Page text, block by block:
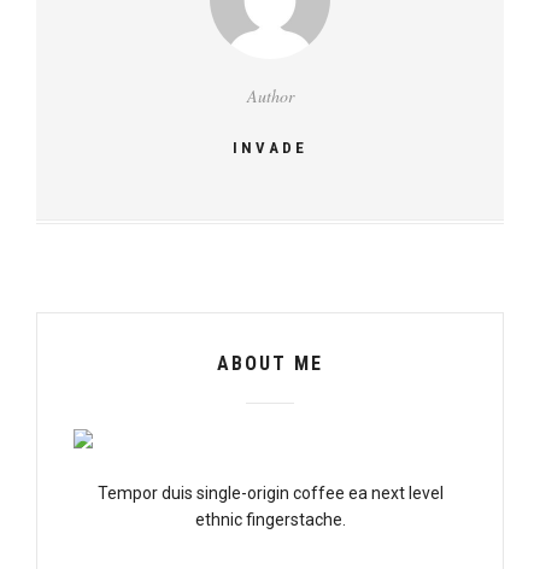
Author
INVADE
ABOUT ME
Tempor duis single-origin coffee ea next level
ethnic fingerstache.